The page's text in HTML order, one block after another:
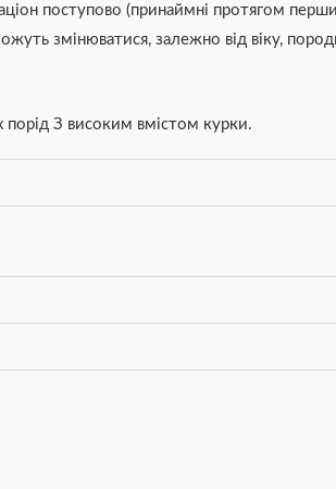
поступово (принаймні протягом
змінюватися, залежно від віку,
З високим вмістом курки.